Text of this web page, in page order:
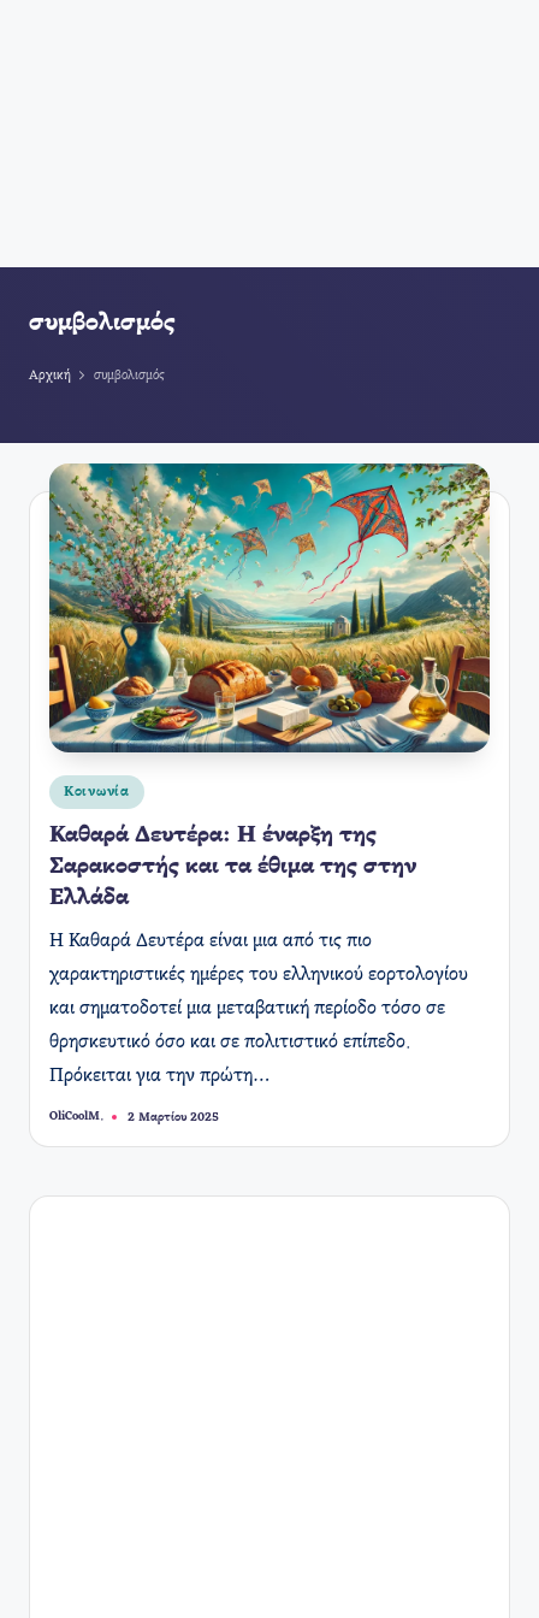
συμβολισμός
Αρχική συμβολισμός
Αναρτήθηκε
σε
Κοινωνία
Καθαρά Δευτέρα: Η έναρξη της
Σαρακοστής και τα έθιμα της στην
Ελλάδα
Η Καθαρά Δευτέρα είναι μια από τις πιο
χαρακτηριστικές ημέρες του ελληνικού εορτολογίου
και σηματοδοτεί μια μεταβατική περίοδο τόσο σε
θρησκευτικό όσο και σε πολιτιστικό επίπεδο.
Πρόκειται για την πρώτη…
Συγγραφέας:
OliCoolM. 2 Μαρτίου 2025